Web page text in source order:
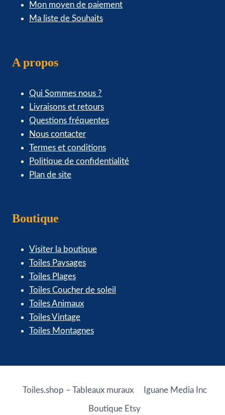
Mon moyen de paiement
Ma liste de Souhaits
A propos
Qui Sommes nous ?
Livraisons et retours
Questions fréquentes
Nous contacter
Termes et conditions
Politique de confidentialité
Plan de site
Boutique
Visiter la boutique
Toiles Paysages
Toiles Plages
Toiles Coucher de soleil
Toiles Animaux
Toiles Vintage
Toiles Montagnes
Toiles.shop – Tableaux muraux Iguane Media Inc
Boutique Etsy